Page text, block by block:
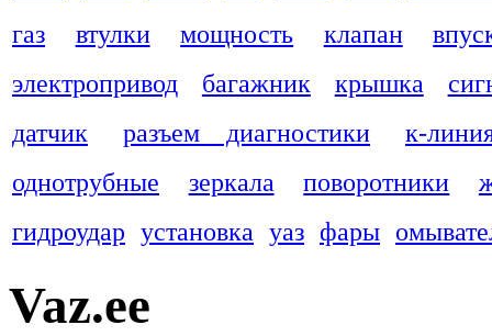
газ
втулки мощность клапан
электропривод
багажник крышка
датчик
разъем диагностики
к-
однотрубные
зеркала поворотники
гидроудар установка уаз фары
Vaz.ee